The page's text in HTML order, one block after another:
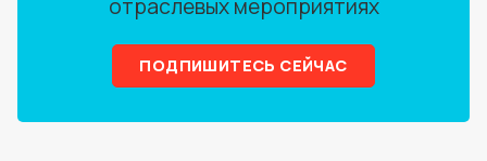
отраслевых мероприятиях
ПОДПИШИТЕСЬ СЕЙЧАС